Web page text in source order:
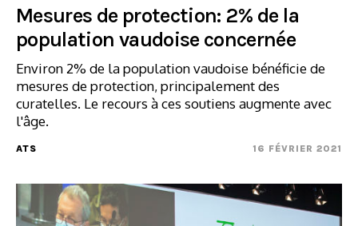
Mesures de protection: 2% de la
population vaudoise concernée
Environ 2% de la population vaudoise bénéficie de
mesures de protection, principalement des
curatelles. Le recours à ces soutiens augmente avec
l'âge.
ATS 16 FÉVRIER 2021